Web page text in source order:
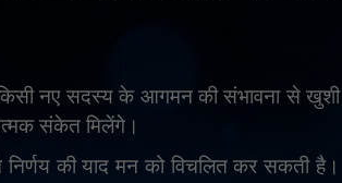
नए सदस्य के आगमन की संभावना से खुशी
संकेत मिलेंगे।
की याद मन को विचलित कर सकती है।